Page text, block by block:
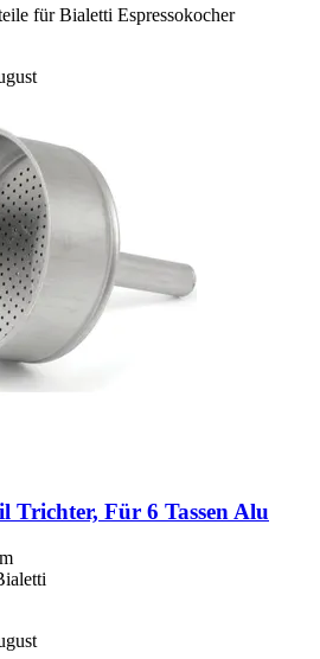
für Bialetti Espressokocher
Trichter, Für 6 Tassen Alu